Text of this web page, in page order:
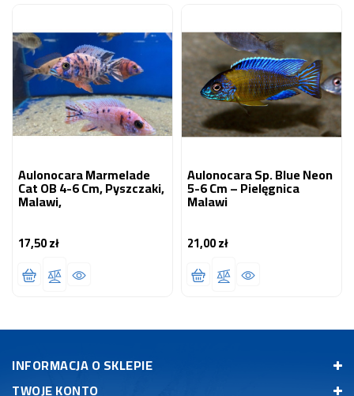
Aulonocara Marmelade
Cat OB 4-6 Cm, Pyszczaki,
Malawi,
17,50 złCena
Aulonocara Sp. Blue Neon
5-6 Cm – Pielęgnica
Malawi
21,00 złCena
INFORMACJA O SKLEPIE
TWOJE KONTO